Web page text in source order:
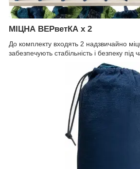
МІЦНА ВЕРветКА x 2
До комплекту входять 2 надзвичайно
забезпечують стабільність і безпеку під